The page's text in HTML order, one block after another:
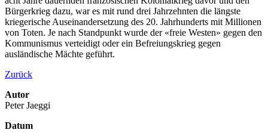
Bürgerkrieg dazu, war es mit rund drei Jahrzehnten die längste
kriegerische Auseinandersetzung des 20. Jahrhunderts mit Millionen
von Toten. Je nach Standpunkt wurde der «freie Westen» gegen den
Kommunismus verteidigt oder ein Befreiungskrieg gegen
ausländische Mächte geführt.
Zurück
Autor
Peter Jaeggi
Datum